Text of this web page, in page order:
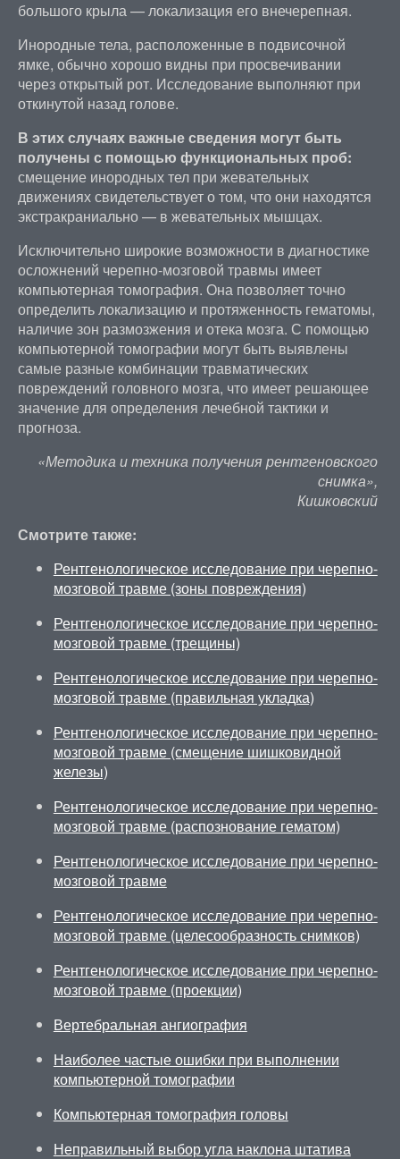
большого крыла — локализация его внечерепная.
Инородные тела, расположенные в подвисочной
ямке, обычно хорошо видны при просвечивании
через открытый рот. Исследование выполняют при
откинутой назад голове.
В этих случаях важные сведения могут быть
получены с помощью функциональных проб:
смещение инородных тел при жевательных
движениях свидетельствует о том, что они находятся
экстракраниально — в жевательных мышцах.
Исключительно широкие возможности в диагностике
осложнений черепно-мозговой травмы имеет
компьютерная томография. Она позволяет точно
определить локализацию и протяженность гематомы,
наличие зон размозжения и отека мозга. С помощью
компьютерной томографии могут быть выявлены
самые разные комбинации травматических
повреждений головного мозга, что имеет решающее
значение для определения лечебной тактики и
прогноза.
«Методика и техника получения рентгеновского
снимка»,
Кишковский
Смотрите также:
Рентгенологическое исследование при черепно-
мозговой травме (зоны повреждения)
Рентгенологическое исследование при черепно-
мозговой травме (трещины)
Рентгенологическое исследование при черепно-
мозговой травме (правильная укладка)
Рентгенологическое исследование при черепно-
мозговой травме (смещение шишковидной
железы)
Рентгенологическое исследование при черепно-
мозговой травме (распознование гематом)
Рентгенологическое исследование при черепно-
мозговой травме
Рентгенологическое исследование при черепно-
мозговой травме (целесообразность снимков)
Рентгенологическое исследование при черепно-
мозговой травме (проекции)
Вертебральная ангиография
Наиболее частые ошибки при выполнении
компьютерной томографии
Компьютерная томография головы
Неправильный выбор угла наклона штатива